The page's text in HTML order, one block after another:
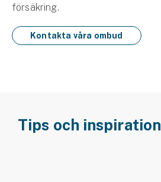
försäkring.
Kontakta våra ombud
Tips och inspiration